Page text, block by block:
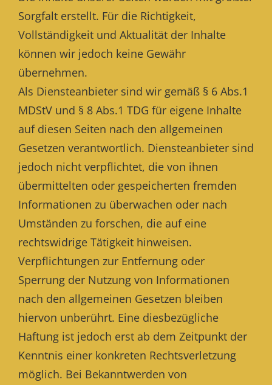
Sorgfalt erstellt. Für die Richtigkeit,
Vollständigkeit und Aktualität der Inhalte
können wir jedoch keine Gewähr
übernehmen.
Als Diensteanbieter sind wir gemäß § 6 Abs.1
MDStV und § 8 Abs.1 TDG für eigene Inhalte
auf diesen Seiten nach den allgemeinen
Gesetzen verantwortlich. Diensteanbieter sind
jedoch nicht verpflichtet, die von ihnen
übermittelten oder gespeicherten fremden
Informationen zu überwachen oder nach
Umständen zu forschen, die auf eine
rechtswidrige Tätigkeit hinweisen.
Verpflichtungen zur Entfernung oder
Sperrung der Nutzung von Informationen
nach den allgemeinen Gesetzen bleiben
hiervon unberührt. Eine diesbezügliche
Haftung ist jedoch erst ab dem Zeitpunkt der
Kenntnis einer konkreten Rechtsverletzung
möglich. Bei Bekanntwerden von